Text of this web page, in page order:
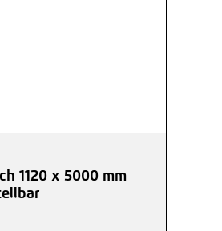
1120 x 5000 mm